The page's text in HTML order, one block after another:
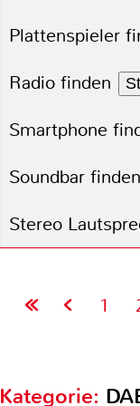
Plattenspieler
Radio finden
Smartphone
Soundbar finden
Stereo
1
Kategorie: